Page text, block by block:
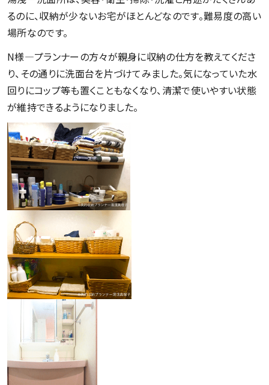
るのに、収納が少ないお宅がほとんどなのです。難易度の高い
場所なのです。
N様―プランナーの方々が親身に収納の仕方を教えてくださ
り、その通りに洗面台を片づけてみました。気になっていた水
回りにコップ等も置くこともなくなり、清潔で使いやすい状態
が維持できるようになりました。